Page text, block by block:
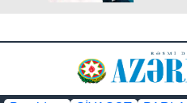
fəaliyyətinin təkmilləşdirilməsi
Azərbaycan Respublikası